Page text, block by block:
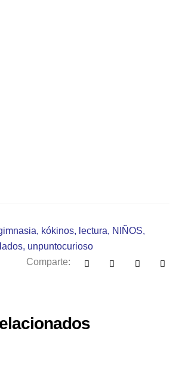
, kókinos, lectura, NIÑOS,
, unpuntocurioso
Comparte: